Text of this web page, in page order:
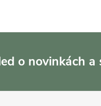
o novinkách a